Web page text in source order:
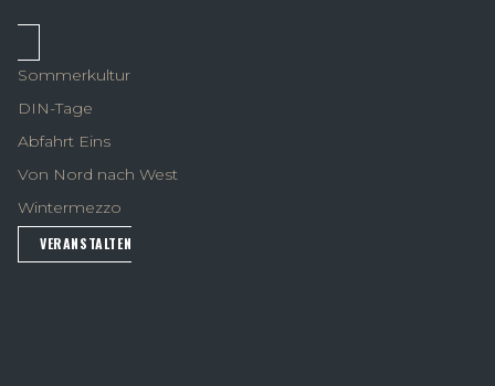
Sommerkultur
DIN-Tage
Abfahrt Eins
Von Nord nach West
Wintermezzo
VERANSTALTEN